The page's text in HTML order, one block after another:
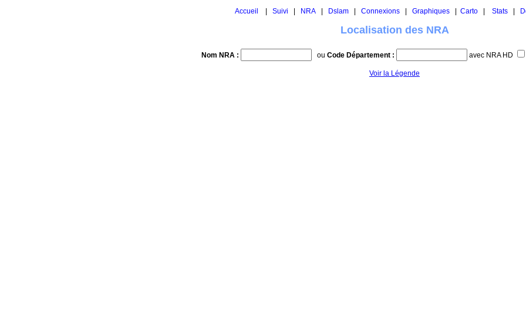
Accueil Suivi NRA Dslam Connexions Graphiques Carto Stats
Localisation des NRA
Nom NRA : ou Code Département : avec NRA HD
Voir la Légende